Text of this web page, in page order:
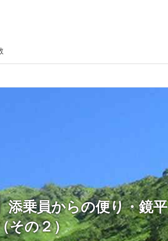
添乗員からの便り・鏡平
その２）